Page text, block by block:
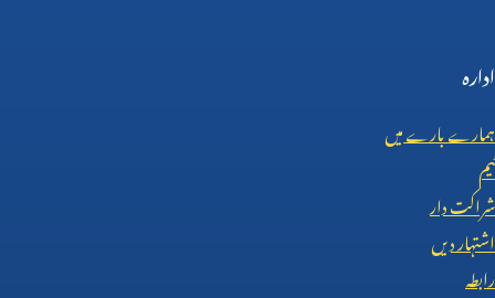
ادارہ
ہمارے بارے میں
ٹیم
شراکت دار
اشتہار دیں
رابطہ